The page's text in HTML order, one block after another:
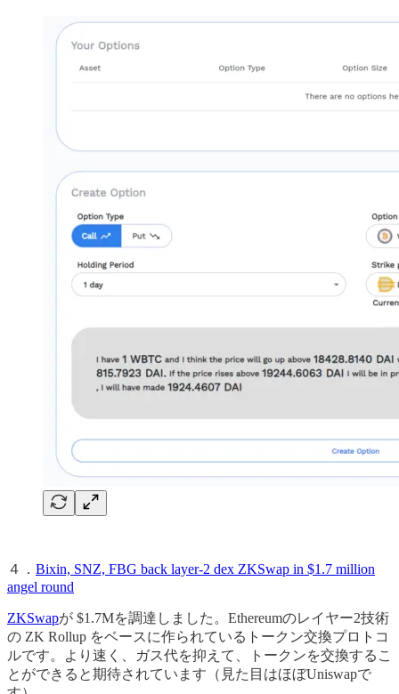
４． Bixin, SNZ, FBG back layer-2 dex ZKSwap in $1.7 million
angel round
ZKSwapが $1.7Mを調達しました。Ethereumのレイヤー2技術
の ZK Rollup をベースに作られているトークン交換プロトコ
ルです。より速く、ガス代を抑えて、トークンを交換するこ
とができると期待されています（見た目はほぼUniswapで